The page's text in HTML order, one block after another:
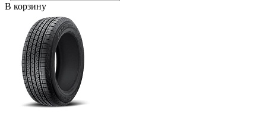
В корзину